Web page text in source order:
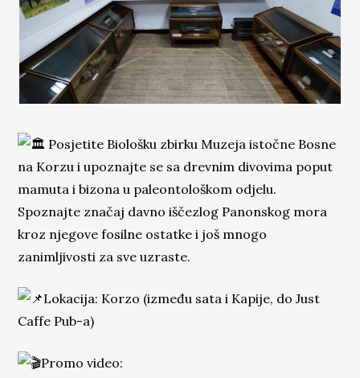
Posjetite Biološku zbirku Muzeja istočne Bosne
na Korzu i upoznajte se sa drevnim divovima poput
mamuta i bizona u paleontološkom odjelu.
Spoznajte značaj davno iščezlog Panonskog mora
kroz njegove fosilne ostatke i još mnogo
zanimljivosti za sve uzraste.
Lokacija: Korzo (između sata i Kapije, do Just
Caffe Pub-a)
Promo video: